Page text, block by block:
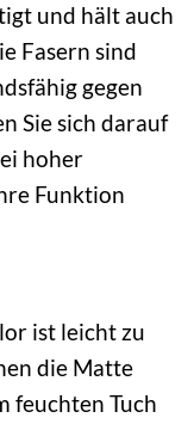
und hält auch
Fasern sind
gegen
Sie sich darauf
hoher
Funktion
ist leicht zu
die Matte
feuchten Tuch